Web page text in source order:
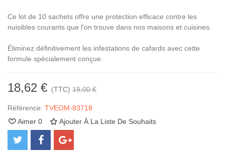
Ce lot de 10 sachets offre une protection efficace contre les
nuisibles courants que l'on trouve dans nos maisons et cuisines.
Éliminez définitivement les infestations de cafards avec cette
formule spécialement conçue.
18,62 € (TTC) 19,00 €
Référence: TVEOM-83718
Aimer 0 Ajouter À La Liste De Souhaits